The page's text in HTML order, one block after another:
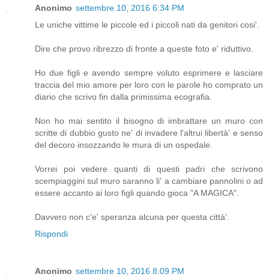
Anonimo settembre 10, 2016 6:34 PM
Le uniche vittime le piccole ed i piccoli nati da genitori cosi'.
Dire che provo ribrezzo di fronte a queste foto e' riduttivo.
Ho due figli e avendo sempre voluto esprimere e lasciare
traccia del mio amore per loro con le parole ho comprato un
diario che scrivo fin dalla primissima ecografia.
Non ho mai sentito il bisogno di imbrattare un muro con
scritte di dubbio gusto ne' di invadere l'altrui libertà' e senso
del decoro insozzando le mura di un ospedale.
Vorrei poi vedere quanti di questi padri che scrivono
scempiaggini sul muro saranno li' a cambiare pannolini o ad
essere accanto ai loro figli quando gioca "A MAGICA".
Davvero non c'e' speranza alcuna per questa città'.
Rispondi
Anonimo settembre 10, 2016 8:09 PM